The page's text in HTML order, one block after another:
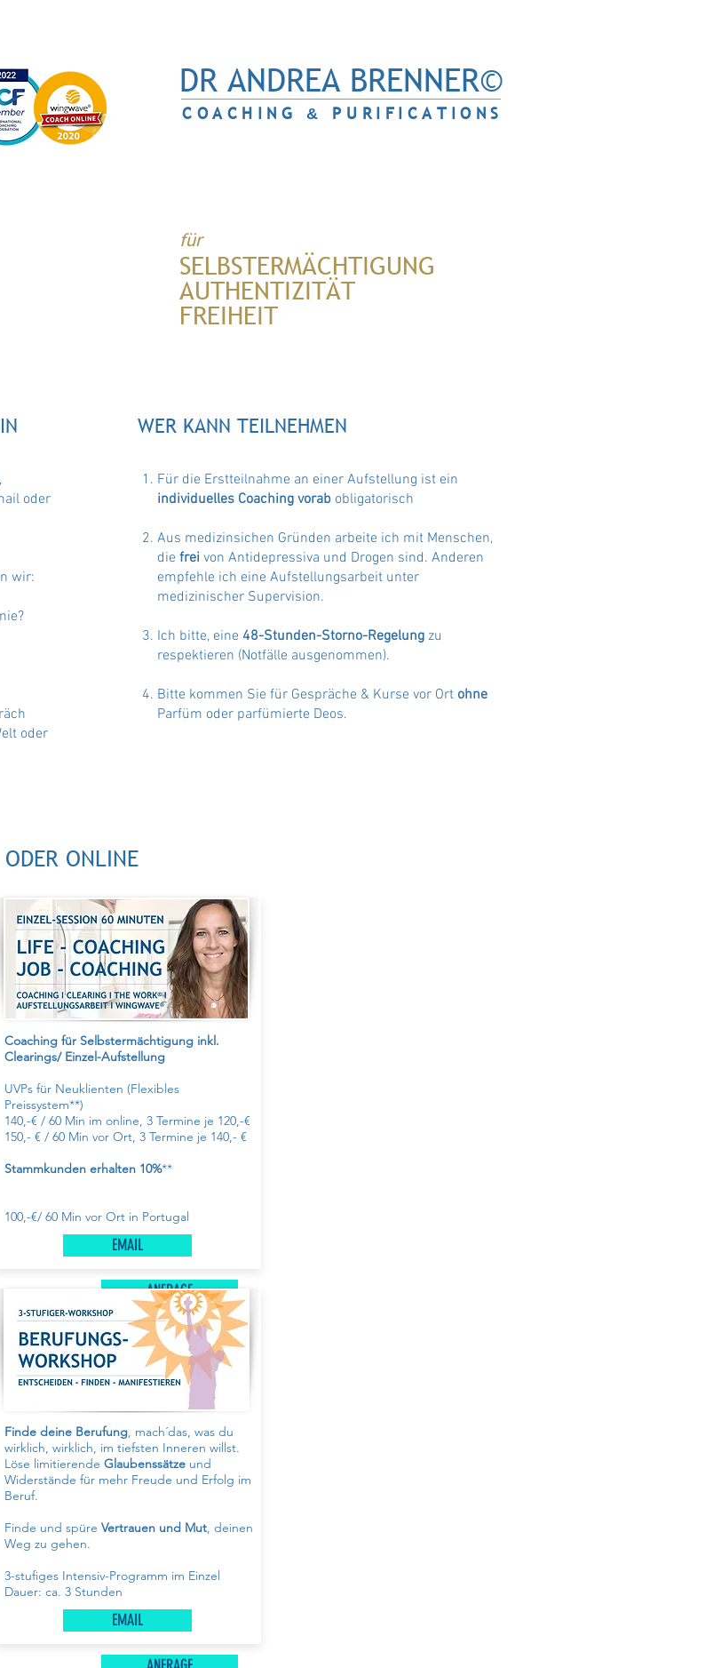
DR ANDREA BRENNER©
COACHING& PURIFICATIONS
für
SELBSTERMÄCHTIGUNG
AUTHENTIZITÄT
FREIHEIT
oder
wir:
oder
WER KANN TEILNEHMEN
Für die Erstteilnahme an einer Aufstellung ist ein
individuelles Coaching vorab obligatorisch
Aus medizinsichen Gründen arbeite ich mit Menschen,
die frei von Antidepressiva und Drogen sind. Anderen
empfehle ich eine Aufstellungsarbeit unter
medizinischer Supervision.
Ich bitte, eine 48-Stunden-Storno-Regelung zu
respektieren (Notfälle ausgenommen).
Bitte kommen Sie für Gespräche & Kurse vor Ort ohne
Parfüm oder parfümierte Deos.
ONLINE
Coaching für Selbstermächtigung inkl.
Clearings/ Einzel-Aufstellung
UVPs für Neuklienten (Flexibles
Preissystem**)
140,-€ / 60 Min im online, 3 Termine je 120,-€
150,- € / 60 Min vor Ort, 3 Termine je 140,- €
Stammkunden erhalten 10%**
100,-€/ 60 Min vor Ort in Portugal
EMAIL
ANFRAGE
Finde deine Berufung, mach´das, was du
wirklich, wirklich, im tiefsten Inneren willst.
Löse limitierende Glaubenssätze und
Widerstände für mehr Freude und Erfolg im
Beruf.
Finde und spüre Vertrauen und Mut, deinen
Weg zu gehen.
3-stufiges Intensiv-Programm im Einzel
Dauer: ca. 3 Stunden
EMAIL